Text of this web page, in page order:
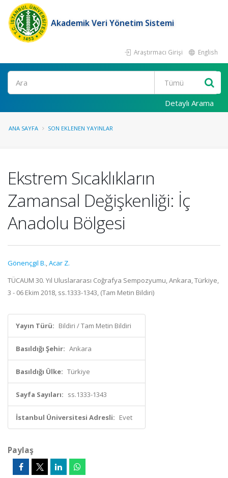
Akademik Veri Yönetim Sistemi
Araştırmacı Girişi English
Ara
Detaylı Arama
ANA SAYFA SON EKLENEN YAYINLAR
Ekstrem Sıcaklıkların
Zamansal Değişkenliği: İç
Anadolu Bölgesi
Gönençgil B.,Acar Z.
TÜCAUM 30. Yıl Uluslararası Coğrafya Sempozyumu, Ankara, Türkiye,
3 - 06 Ekim 2018, ss.1333-1343, (Tam Metin Bildiri)
Yayın Türü: Bildiri / Tam Metin Bildiri
Basıldığı Şehir: Ankara
Basıldığı Ülke: Türkiye
Sayfa Sayıları: ss.1333-1343
İstanbul Üniversitesi Adresli: Evet
Paylaş